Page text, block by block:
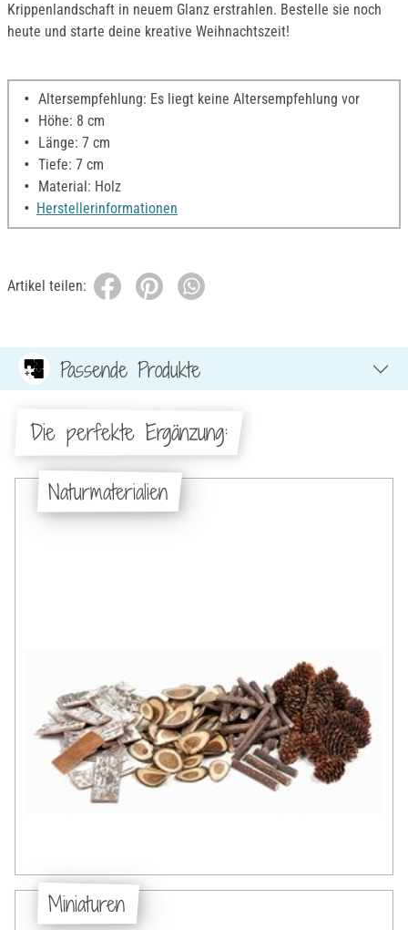
Krippenlandschaft in neuem Glanz erstrahlen. Bestelle sie noch
heute und starte deine kreative Weihnachtszeit!
Altersempfehlung: Es liegt keine Altersempfehlung vor
Höhe: 8 cm
Länge: 7 cm
Tiefe: 7 cm
Material: Holz
Herstellerinformationen
Artikel teilen:
Passende Produkte
Die perfekte Ergänzung:
Naturmaterialien
Miniaturen